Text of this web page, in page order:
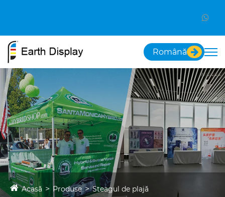
Română
Acasă Produse
Steagul de plajă